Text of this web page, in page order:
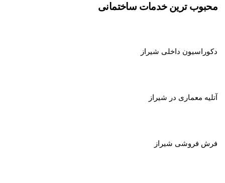
محبوب ترین خدمات ساختمانی
دکوراسیون داخلی شیراز
آتلیه معماری در شیراز
فرش فروشی شیراز